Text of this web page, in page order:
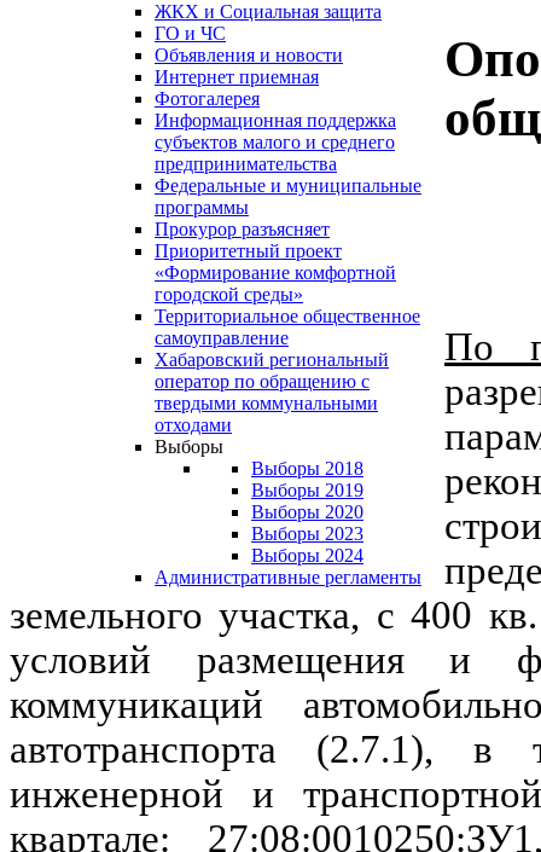
ЖКХ и Социальная защита
ГО и ЧС
Объявления и новости
Интернет приемная
Фотогалерея
Информационная поддержка
субъектов малого и среднего
предпринимательства
Федеральные и муниципальные
программы
Прокурор разъясняет
Приоритетный проект
«Формирование комфортной
городской среды»
Территориальное общественное
самоуправление
Хабаровский региональный
оператор по обращению с
твердыми коммунальными
отходами
Выборы
Выборы 2018
Выборы 2019
Выборы 2020
Выборы 2023
Выборы 2024
Административные регламенты
По
земельного участка, с 400
условий размещения и
коммуникаций
автотранспорта (2.7.1), в
инженерной и
квартале: